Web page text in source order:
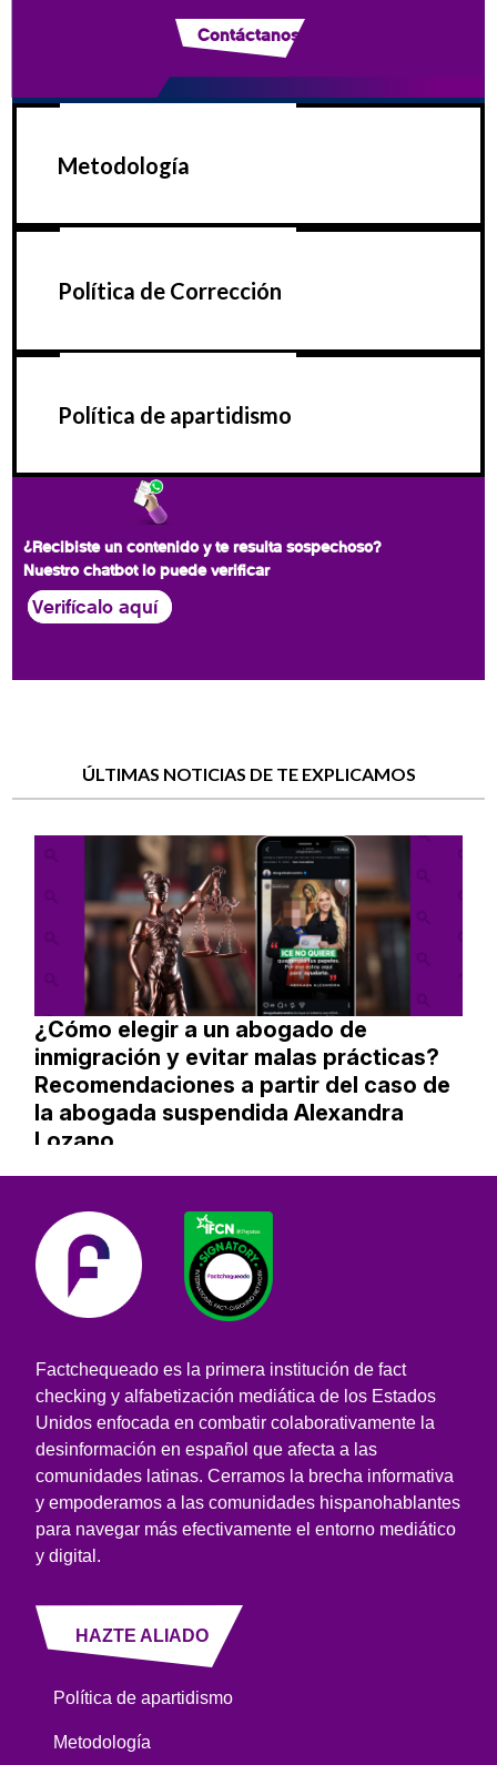
Contáctanos
Metodología
Política de Corrección
Política de apartidismo
¿Recibiste un contenido y te resulta sospechoso?
Nuestro chatbot lo puede verificar
Verifícalo aquí
ÚLTIMAS NOTICIAS DE TE EXPLICAMOS
¿Cómo elegir a un abogado de
inmigración y evitar malas prácticas?
Recomendaciones a partir del caso de
la abogada suspendida Alexandra
Lozano
Factchequeado es la primera institución de fact
checking y alfabetización mediática de los Estados
Unidos enfocada en combatir colaborativamente la
desinformación en español que afecta a las
comunidades latinas. Cerramos la brecha informativa
y empoderamos a las comunidades hispanohablantes
para navegar más efectivamente el entorno mediático
y digital.
HAZTE ALIADO
Política de apartidismo
Metodología